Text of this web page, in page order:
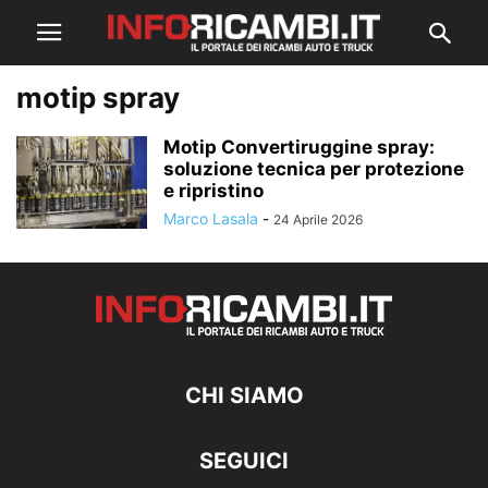
motip spray
Motip Convertiruggine spray:
soluzione tecnica per protezione
e ripristino
Marco Lasala - 24 Aprile 2026
CHI SIAMO
SEGUICI